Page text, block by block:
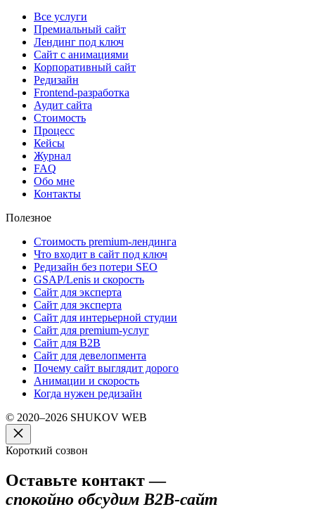
Все услуги
Премиальный сайт
Лендинг под ключ
Сайт с анимациями
Корпоративный сайт
Редизайн
Frontend-разработка
Аудит сайта
Стоимость
Процесс
Кейсы
Журнал
FAQ
Обо мне
Контакты
Полезное
Стоимость premium-лендинга
Что входит в сайт под ключ
Редизайн без потери SEO
GSAP/Lenis и скорость
Сайт для эксперта
Сайт для эксперта
Сайт для интерьерной студии
Сайт для premium-услуг
Сайт для B2B
Сайт для девелопмента
Почему сайт выглядит дорого
Анимации и скорость
Когда нужен редизайн
© 2020–2026 SHUKOV WEB
Короткий созвон
Оставьте контакт —
спокойно обсудим B2B-сайт